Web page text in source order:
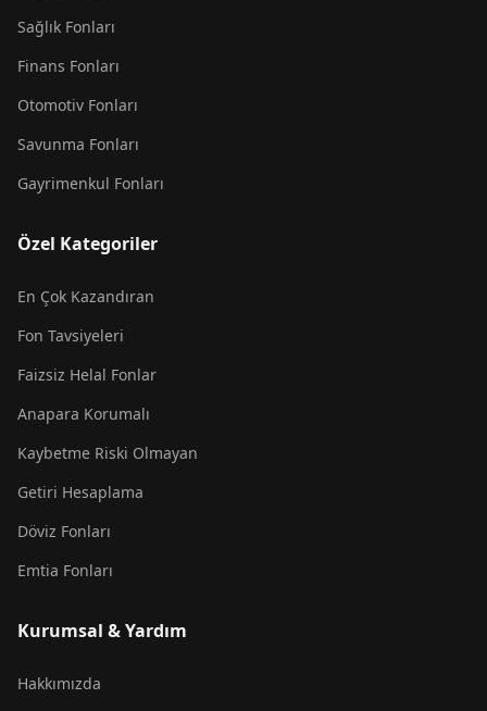
Sağlık Fonları
Finans Fonları
Otomotiv Fonları
Savunma Fonları
Gayrimenkul Fonları
Özel Kategoriler
En Çok Kazandıran
Fon Tavsiyeleri
Faizsiz Helal Fonlar
Anapara Korumalı
Kaybetme Riski Olmayan
Getiri Hesaplama
Döviz Fonları
Emtia Fonları
Kurumsal & Yardım
Hakkımızda